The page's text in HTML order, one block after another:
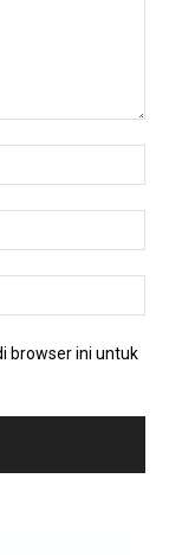
browser ini untuk